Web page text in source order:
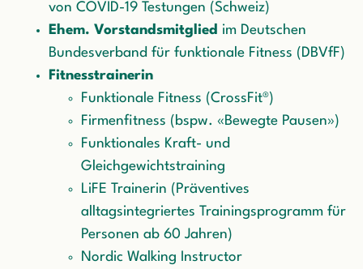
von COVID-19 Testungen (Schweiz)
Ehem. Vorstandsmitglied im Deutschen
Bundesverband für funktionale Fitness (DBVfF)
Fitnesstrainerin
Funktionale Fitness (CrossFit®)
Firmenfitness (bspw. «Bewegte Pausen»)
Funktionales Kraft- und
Gleichgewichtstraining
LiFE Trainerin (Präventives
alltagsintegriertes Trainingsprogramm für
Personen ab 60 Jahren)
Nordic Walking Instructor